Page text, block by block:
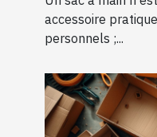
accessoire
personnels ;...